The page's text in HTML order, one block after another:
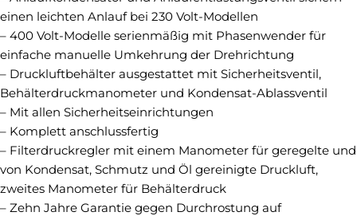
einen leichten Anlauf bei 230 Volt-Modellen
– 400 Volt-Modelle serienmäßig mit Phasenwender für
einfache manuelle Umkehrung der Drehrichtung
– Druckluftbehälter ausgestattet mit Sicherheitsventil,
Behälterdruckmanometer und Kondensat-Ablassventil
– Mit allen Sicherheitseinrichtungen
– Komplett anschlussfertig
– Filterdruckregler mit einem Manometer für geregelte und
von Kondensat, Schmutz und Öl gereinigte Druckluft,
zweites Manometer für Behälterdruck
– Zehn Jahre Garantie gegen Durchrostung auf